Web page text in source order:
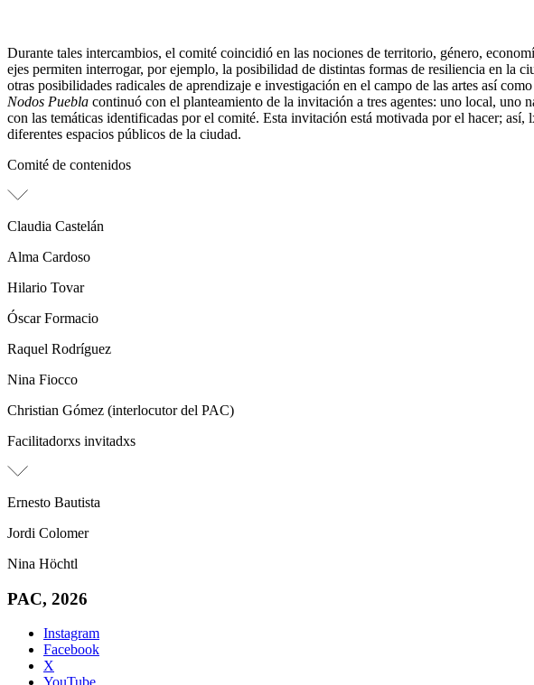
Durante tales intercambios, el comité coincidió en las nociones de territorio, género,
ejes permiten interrogar, por ejemplo, la posibilidad de distintas formas de resiliencia en la
otras posibilidades radicales de aprendizaje e investigación en el campo de las artes así
Nodos Puebla continuó con el planteamiento de la invitación a tres agentes: uno local,
con las temáticas identificadas por el comité. Esta invitación está motivada por el hacer;
diferentes espacios públicos de la ciudad.
Comité de contenidos
Claudia Castelán
Alma Cardoso
Hilario Tovar
Óscar Formacio
Raquel Rodríguez
Nina Fiocco
Christian Gómez (interlocutor del PAC)
Facilitadorxs invitadxs
Ernesto Bautista
Jordi Colomer
Nina Höchtl
PAC, 2026
Instagram
Facebook
X